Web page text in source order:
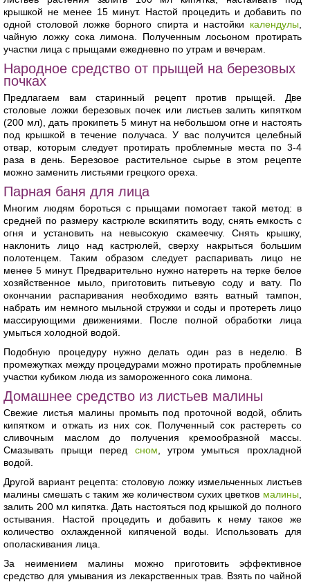
крышкой не менее 15 минут. Настой процедить и добавить по
одной столовой ложке борного спирта и настойки календулы,
чайную ложку сока лимона. Полученным лосьоном протирать
участки лица с прыщами ежедневно по утрам и вечерам.
Народное средство от прыщей на березовых
почках
Предлагаем вам старинный рецепт против прыщей. Две
столовые ложки березовых почек или листьев залить кипятком
(200 мл), дать прокипеть 5 минут на небольшом огне и настоять
под крышкой в течение получаса. У вас получится целебный
отвар, которым следует протирать проблемные места по 3-4
раза в день. Березовое растительное сырье в этом рецепте
можно заменить листьями грецкого ореха.
Парная баня для лица
Многим людям бороться с прыщами помогает такой метод: в
средней по размеру кастрюле вскипятить воду, снять емкость с
огня и установить на невысокую скамеечку. Снять крышку,
наклонить лицо над кастрюлей, сверху накрыться большим
полотенцем. Таким образом следует распаривать лицо не
менее 5 минут. Предварительно нужно натереть на терке белое
хозяйственное мыло, приготовить питьевую соду и вату. По
окончании распаривания необходимо взять ватный тампон,
набрать им немного мыльной стружки и соды и протереть лицо
массирующими движениями. После полной обработки лица
умыться холодной водой.
Подобную процедуру нужно делать один раз в неделю. В
промежутках между процедурами можно протирать проблемные
участки кубиком люда из замороженного сока лимона.
Домашнее средство из листьев малины
Свежие листья малины промыть под проточной водой, облить
кипятком и отжать из них сок. Полученный сок растереть со
сливочным маслом до получения кремообразной массы.
Смазывать прыщи перед сном , утром умыться прохладной
водой.
Другой вариант рецепта: столовую ложку измельченных листьев
малины смешать с таким же количеством сухих цветков малины,
залить 200 мл кипятка. Дать настояться под крышкой до полного
остывания. Настой процедить и добавить к нему такое же
количество охлажденной кипяченой воды. Использовать для
ополаскивания лица.
За неимением малины можно приготовить эффективное
средство для умывания из лекарственных трав. Взять по чайной